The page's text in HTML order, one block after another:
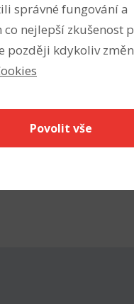
(mm)
správné fungování a
nejlepší zkušenost
později kdykoliv
Povolit vše